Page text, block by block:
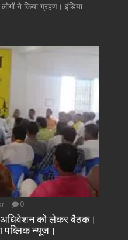
ने किया ग्रहण। इंडिया
0
अधिवेशन को लेकर बैठक।
पब्लिक न्यूज।